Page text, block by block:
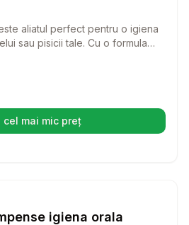
aliatul perfect pentru o igiena
sau pisicii tale. Cu o formula
mirositoare, oferind astfel o gura
cel mai mic preț
(se deschide într-o filă nouă)
igiena orala